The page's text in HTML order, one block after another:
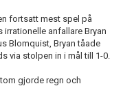
fortsatt mest spel på
anfallare Bryan
Blomquist, Bryan tåade
via stolpen in i mål till 1-0.
gjorde regn och